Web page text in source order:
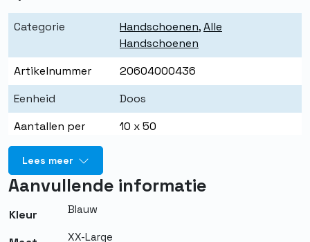
Categorie Handschoenen,Alle
Handschoenen
Artikelnummer
20604000436
Eenheid
Doos
Aantallen per
eenheid
10 x 50
Lees meer
Aanvullende informatie
Kleur Blauw
XX-Large